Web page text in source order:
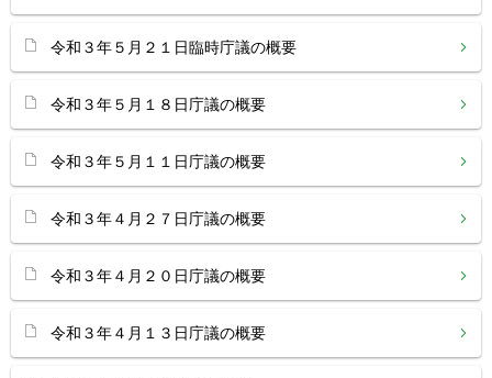
令和３年５月２１日臨時庁議の概要
令和３年５月１８日庁議の概要
令和３年５月１１日庁議の概要
令和３年４月２７日庁議の概要
令和３年４月２０日庁議の概要
令和３年４月１３日庁議の概要